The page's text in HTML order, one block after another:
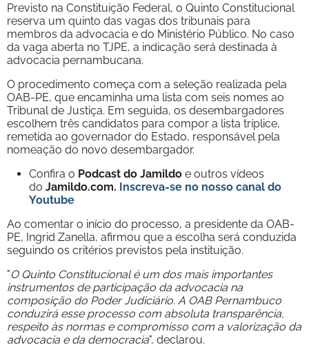
Previsto na Constituição Federal, o Quinto Constitucional
reserva um quinto das vagas dos tribunais para
membros da advocacia e do Ministério Público. No caso
da vaga aberta no TJPE, a indicação será destinada à
advocacia pernambucana.
O procedimento começa com a seleção realizada pela
OAB-PE, que encaminha uma lista com seis nomes ao
Tribunal de Justiça. Em seguida, os desembargadores
escolhem três candidatos para compor a lista tríplice,
remetida ao governador do Estado, responsável pela
nomeação do novo desembargador.
Confira o Podcast do Jamildo e outros vídeos
do Jamildo.com. Inscreva-se no nosso canal do
Youtube
Ao comentar o início do processo, a presidente da OAB-
PE, Ingrid Zanella, afirmou que a escolha será conduzida
seguindo os critérios previstos pela instituição.
"O Quinto Constitucional é um dos mais importantes
instrumentos de participação da advocacia na
composição do Poder Judiciário. A OAB Pernambuco
conduzirá esse processo com absoluta transparência,
respeito às normas e compromisso com a valorização da
advocacia e da democracia", declarou.